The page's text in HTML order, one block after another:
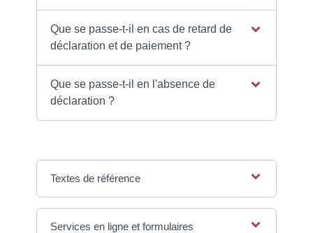
Que se passe-t-il en cas de retard de
déclaration et de paiement ?
Que se passe-t-il en l'absence de
déclaration ?
Textes de référence
Services en ligne et formulaires